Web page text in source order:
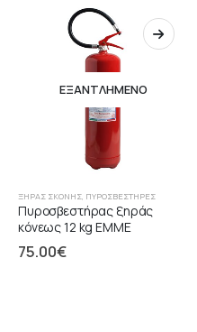
ΕΞΑΝΤΛΗΜΈΝΟ
ΞΉΡΑΣ ΣΚΌΝΗΣ, ΠΥΡΟΣΒΕΣΤΉΡΕΣ
Πυροσβεστήρας ξηράς
κόνεως 12 kg EMME
75.00€